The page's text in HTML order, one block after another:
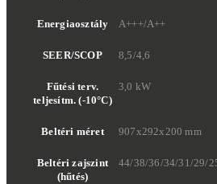
Energiaosztály A+++/A++
SEER/SCOP 8,5/4,6
Fűtési terv.
teljesítm. (-10°C)
3,0 kW
Beltéri méret 907x292x200 mm
Beltéri zajszint
(hűtés)
44/38/36/34/31/29/